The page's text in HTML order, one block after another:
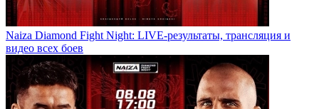
Naiza Diamond Fight Night: LIVE-результаты, трансляция и
видео всех боев